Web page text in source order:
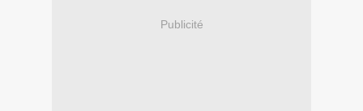
Publicité